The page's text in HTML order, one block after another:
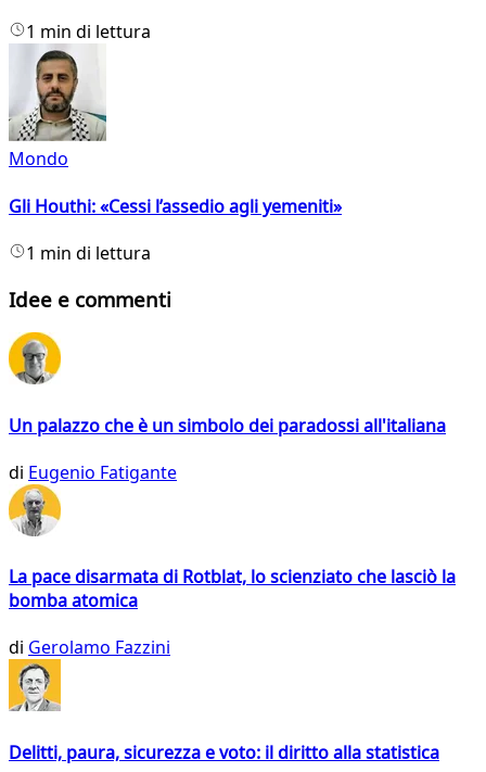
1 min di lettura
Mondo
Gli Houthi: «Cessi l’assedio agli yemeniti»
1 min di lettura
Idee e commenti
Un palazzo che è un simbolo dei paradossi all'italiana
di Eugenio Fatigante
La pace disarmata di Rotblat, lo scienziato che lasciò la
bomba atomica
di Gerolamo Fazzini
Delitti, paura, sicurezza e voto: il diritto alla statistica